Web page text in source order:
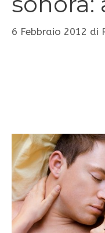
6 Febbraio 2012 di